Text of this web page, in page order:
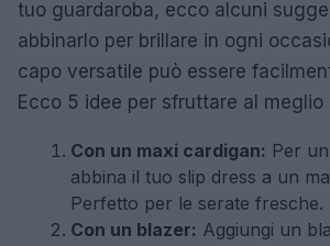
tuo guardaroba, ecco alcuni
abbinarlo per brillare in ogni
capo versatile può essere
Ecco 5 idee per sfruttare al meglio
Con un maxi cardigan: Per
abbina il tuo slip dress a un
Perfetto per le serate fresche.
Con un blazer: Aggiungi un